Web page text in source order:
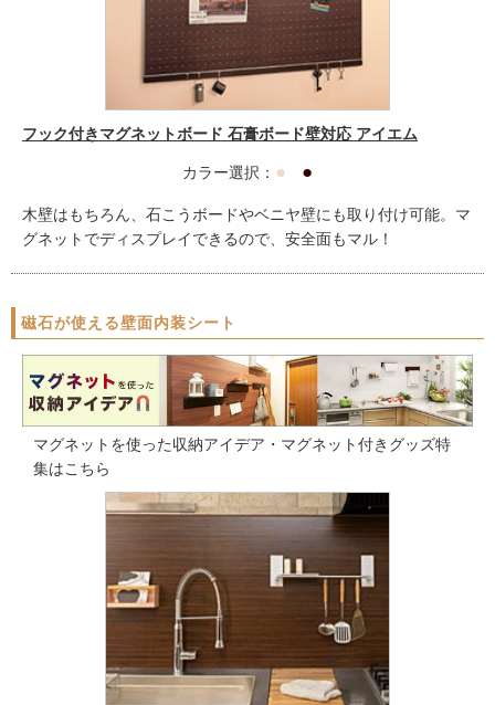
フック付きマグネットボード 石膏ボード壁対応 アイエム
カラー選択： ● ●
木壁はもちろん、石こうボードやベニヤ壁にも取り付け可能。マ
グネットでディスプレイできるので、安全面もマル！
磁石が使える壁面内装シート
マグネットを使った収納アイデア・マグネット付きグッズ特
集はこちら